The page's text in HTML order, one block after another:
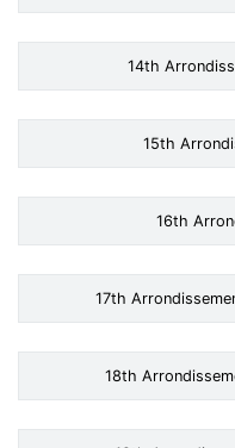
14th
15th
16th
17th
18th